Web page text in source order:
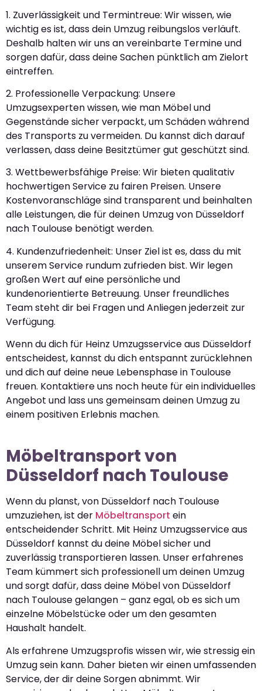
1. Zuverlässigkeit und Termintreue: Wir wissen, wie
wichtig es ist, dass dein Umzug reibungslos verläuft.
Deshalb halten wir uns an vereinbarte Termine und
sorgen dafür, dass deine Sachen pünktlich am Zielort
eintreffen.
2. Professionelle Verpackung: Unsere
Umzugsexperten wissen, wie man Möbel und
Gegenstände sicher verpackt, um Schäden während
des Transports zu vermeiden. Du kannst dich darauf
verlassen, dass deine Besitztümer gut geschützt sind.
3. Wettbewerbsfähige Preise: Wir bieten qualitativ
hochwertigen Service zu fairen Preisen. Unsere
Kostenvoranschläge sind transparent und beinhalten
alle Leistungen, die für deinen Umzug von Düsseldorf
nach Toulouse benötigt werden.
4. Kundenzufriedenheit: Unser Ziel ist es, dass du mit
unserem Service rundum zufrieden bist. Wir legen
großen Wert auf eine persönliche und
kundenorientierte Betreuung. Unser freundliches
Team steht dir bei Fragen und Anliegen jederzeit zur
Verfügung.
Wenn du dich für Heinz Umzugsservice aus Düsseldorf
entscheidest, kannst du dich entspannt zurücklehnen
und dich auf deine neue Lebensphase in Toulouse
freuen. Kontaktiere uns noch heute für ein individuelles
Angebot und lass uns gemeinsam deinen Umzug zu
einem positiven Erlebnis machen.
Möbeltransport von
Düsseldorf nach Toulouse
Wenn du planst, von Düsseldorf nach Toulouse
umzuziehen, ist der Möbeltransport ein
entscheidender Schritt. Mit Heinz Umzugsservice aus
Düsseldorf kannst du deine Möbel sicher und
zuverlässig transportieren lassen. Unser erfahrenes
Team kümmert sich professionell um deinen Umzug
und sorgt dafür, dass deine Möbel von Düsseldorf
nach Toulouse gelangen – ganz egal, ob es sich um
einzelne Möbelstücke oder um den gesamten
Haushalt handelt.
Als erfahrene Umzugsprofis wissen wir, wie stressig ein
Umzug sein kann. Daher bieten wir einen umfassenden
Service, der dir deine Sorgen abnimmt. Wir